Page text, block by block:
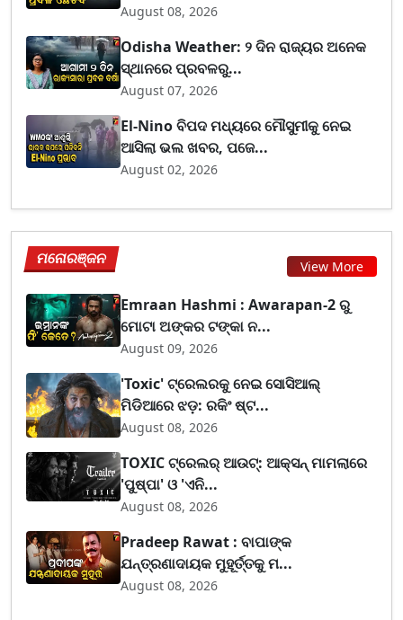
August 08, 2026
Odisha Weather: ୨ ଦିନ ରାଜ୍ୟର ଅନେକ
ସ୍ଥାନରେ ପ୍ରବଳରୁ...
August 07, 2026
El-Nino ବିପଦ ମଧ୍ୟରେ ମୌସୁମୀକୁ ନେଇ
ଆସିଲା ଭଲ ଖବର, ପଜେ...
August 02, 2026
ମନୋରଞ୍ଜନ View More
Emraan Hashmi : Awarapan-2 ରୁ
ମୋଟା ଅଙ୍କର ଟଙ୍କା ନ...
August 09, 2026
'Toxic' ଟ୍ରେଲରକୁ ନେଇ ସୋସିଆଲ୍
ମିଡିଆରେ ଝଡ଼: ରକିଂ ଷ୍ଟ...
August 08, 2026
TOXIC ଟ୍ରେଲର୍ ଆଉଟ୍: ଆକ୍ସନ୍ ମାମଲାରେ
'ପୁଷ୍ପା' ଓ 'ଏନି...
August 08, 2026
Pradeep Rawat : ବାପାଙ୍କ
ଯନ୍ତ୍ରଣାଦାୟକ ମୁହୂର୍ତ୍ତକୁ ମ...
August 08, 2026